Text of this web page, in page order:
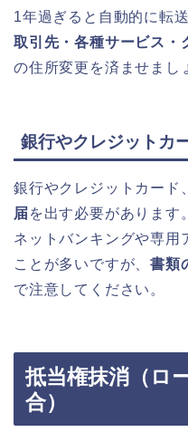
1年過ぎると自動的に転
取引先・各種サービス・
の住所変更を済ませまし
銀行やクレジットカ
銀行やクレジットカード
届を出す必要があります。
ネットバンキングや専用
ことが多いですが、書類
で注意してください。
抵当権抹消（ロ
合）